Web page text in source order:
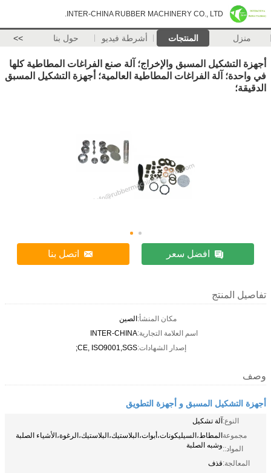
INTER-CHINA RUBBER MACHINERY CO., LTD.
منزل المنتجات أشرطة فيديو حول بنا >>
أجهزة التشكيل المسبق والإخراج؛ آلة صنع الفراغات المطاطية كلها
في واحدة؛ آلة الفراغات المطاطية العالمية؛ أجهزة التشكيل المسبق
الدقيقة؛
افضل سعر اتصل بنا
تفاصيل المنتج
مكان المنشأ:الصين
اسم العلامة التجارية:INTER-CHINA
إصدار الشهادات:CE, ISO9001,SGS;
وصف
أجهزة التشكيل المسبق و أجهزة التطويق
النوع:آلة تشكيل
مجموعة
المواد::
المطاط،السيليكونات،أبوات،البلاستيك،البلاستيك،الرغوة،الأشياء الصلبة
وشبه الصلبة
المعالجة:قذف